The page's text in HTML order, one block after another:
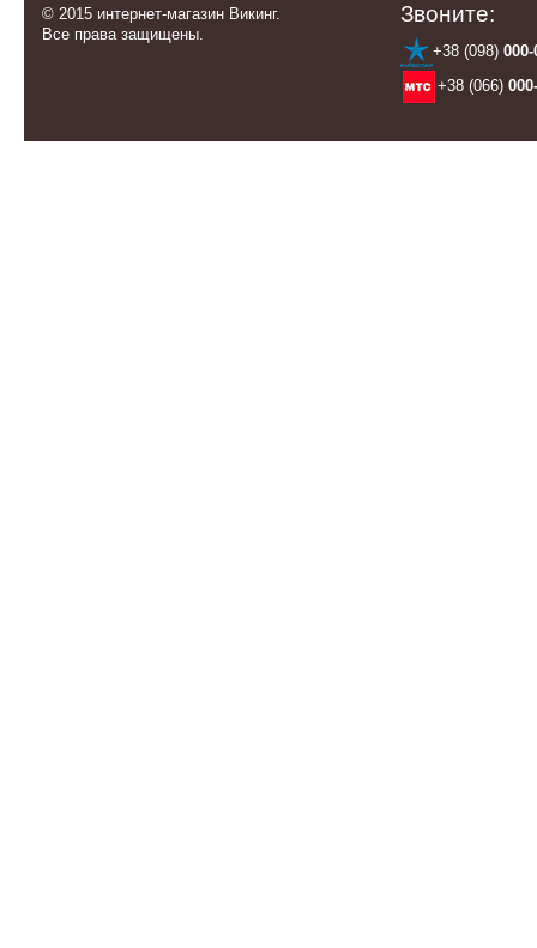
© 2015 интернет-магазин Викинг.
Все права защищены.
Звоните:
+38 (098) 000-
+38 (066)